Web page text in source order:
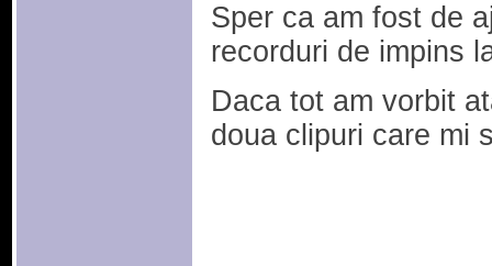
Sper ca am fost de
recorduri de impins
Daca tot am vorbit
doua clipuri care mi